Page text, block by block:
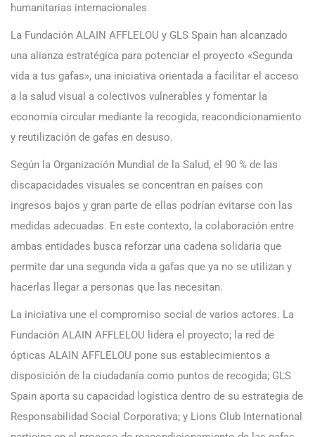
humanitarias internacionales
La Fundación ALAIN AFFLELOU y GLS Spain han alcanzado
una alianza estratégica para potenciar el proyecto «Segunda
vida a tus gafas», una iniciativa orientada a facilitar el acceso
a la salud visual a colectivos vulnerables y fomentar la
economía circular mediante la recogida, reacondicionamiento
y reutilización de gafas en desuso.
Según la Organización Mundial de la Salud, el 90 % de las
discapacidades visuales se concentran en países con
ingresos bajos y gran parte de ellas podrían evitarse con las
medidas adecuadas. En este contexto, la colaboración entre
ambas entidades busca reforzar una cadena solidaria que
permite dar una segunda vida a gafas que ya no se utilizan y
hacerlas llegar a personas que las necesitan.
La iniciativa une el compromiso social de varios actores. La
Fundación ALAIN AFFLELOU lidera el proyecto; la red de
ópticas ALAIN AFFLELOU pone sus establecimientos a
disposición de la ciudadanía como puntos de recogida; GLS
Spain aporta su capacidad logística dentro de su estrategia de
Responsabilidad Social Corporativa; y Lions Club International